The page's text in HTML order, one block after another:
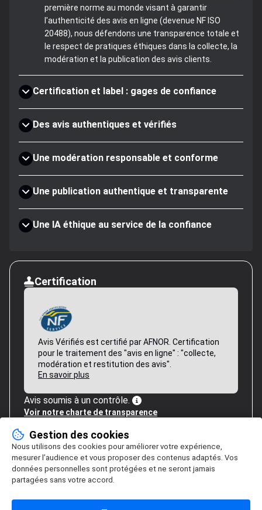
première norme au monde visant à garantir
l'authenticité des avis en ligne (devenue NF ISO
20488), nous défendons une transparence totale et
le respect de pratiques éthiques dans la collecte, la
modération et la publication des avis clients.
Certification et label : gages de confiance
Des avis authentiques et vérifiés
Une modération responsable et conforme
Une publication authentique et transparente
Une IA éthique au service de la confiance
Certification
Avis Vérifiés est certifié par AFNOR. Certification
pour le traitement des "avis en ligne" : "collecte,
modération et restitution des avis".
En savoir plus
Avis soumis à un contrôle.
Voir notre charte de transparence
Gestion des cookies
Nous utilisons des cookies pour améliorer votre expérience,
mesurer l’audience et vous proposer des contenus adaptés. Vos
données personnelles sont protégées et ne seront jamais
partagées sans votre accord.